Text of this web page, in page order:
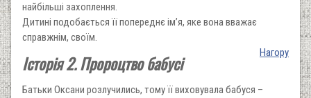
найбільші захоплення.
Дитині подобається її попереднє ім’я, яке вона вважає
справжнім, своїм.
Нагору
Історія 2. Пророцтво бабусі
Батьки Оксани розлучились, тому її виховувала бабуся –